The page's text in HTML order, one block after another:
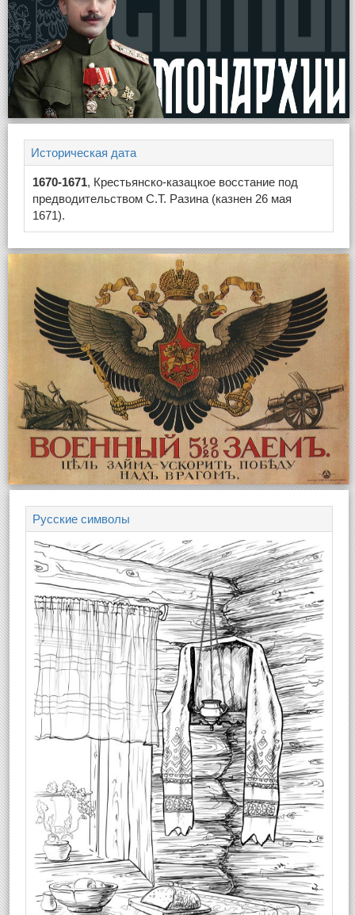
Историческая дата
1670-1671, Крестьянско-казацкое восстание под
предводительством С.Т. Разина (казнен 26 мая
1671).
Русские символы